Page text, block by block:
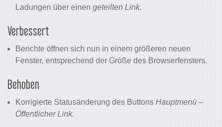
Ladungen über einen geteilten Link.
Verbessert
Berichte öffnen sich nun in einem größeren neuen
Fenster, entsprechend der Größe des Browserfensters.
Behoben
Korrigierte Statusänderung des Buttons Hauptmenü –
Öffentlicher Link.